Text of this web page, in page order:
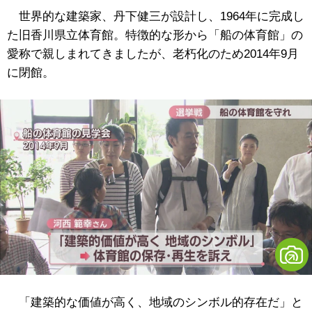
世界的な建築家、丹下健三が設計し、1964年に完成し
た旧香川県立体育館。特徴的な形から「船の体育館」の
愛称で親しまれてきましたが、老朽化のため2014年9月
に閉館。
「建築的な価値が高く、地域のシンボル的存在だ」と